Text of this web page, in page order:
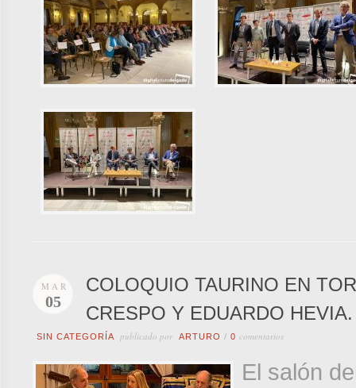
MAR
05
COLOQUIO TAURINO EN
CRESPO Y EDUARDO HEVIA.
SIN CATEGORÍA publicado por ARTURO / 0 comentarios
El salón